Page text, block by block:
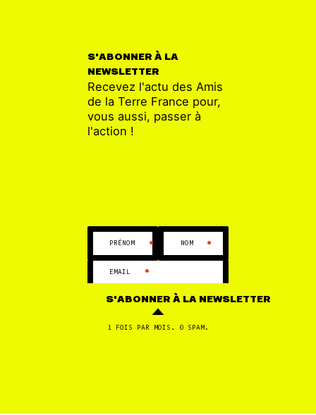
alternative est possible
1 2 3 4
S'ABONNER À LA
NEWSLETTER
Recevez l'actu des Amis
de la Terre France pour,
vous aussi, passer à
l'action !
PRÉNOM • NOM •
EMAIL •
1 FOIS PAR MOIS. 0 SPAM.
S'ABONNERÀ LA NEWSLETTER